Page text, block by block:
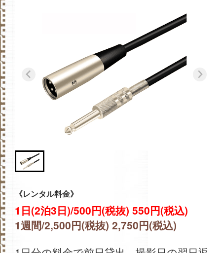
《レンタル料金》
1日(2泊3日)/500円(税抜) 550円(税込)
1週間/2,500円(税抜) 2,750円(税込)